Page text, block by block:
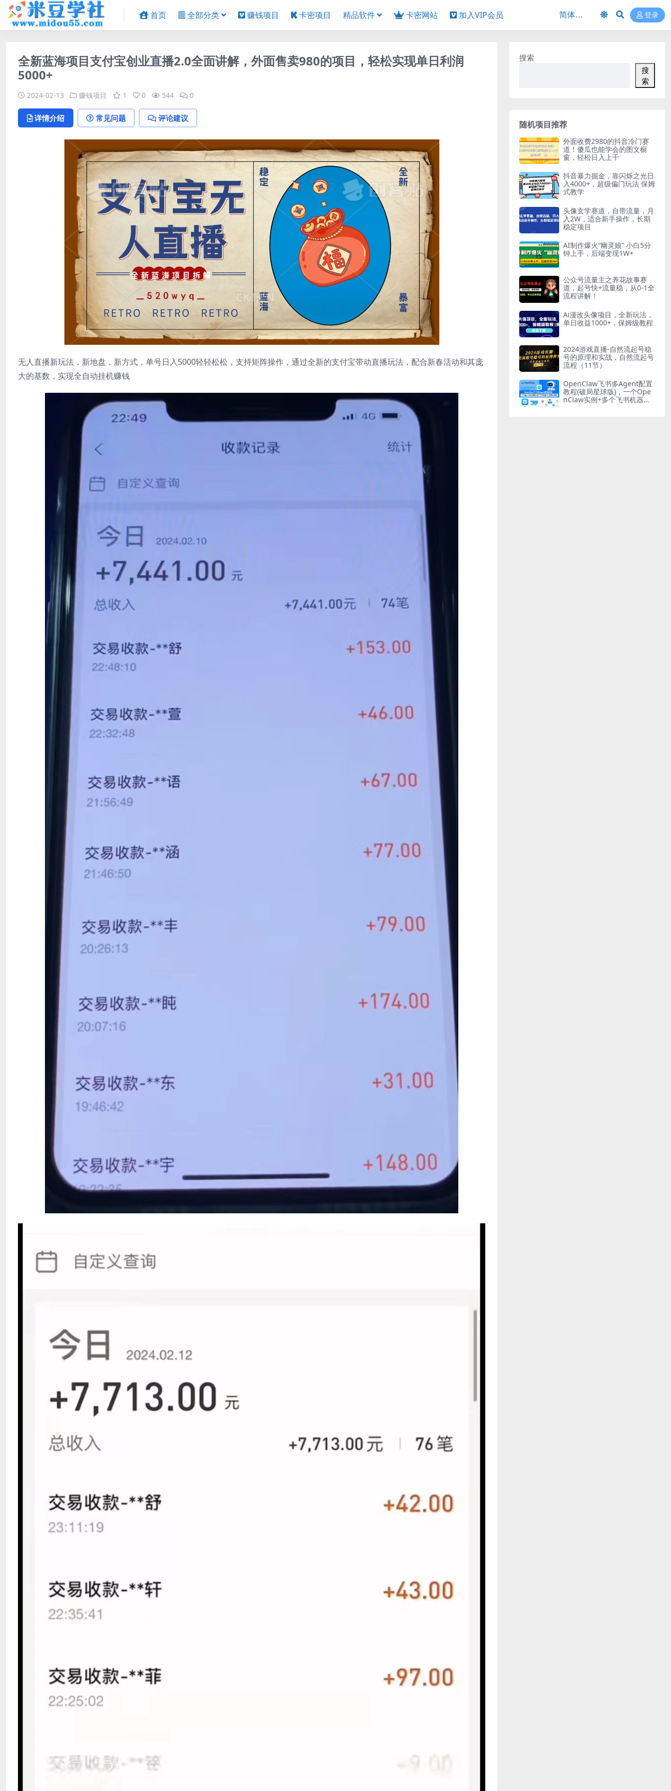
首页 全部分类 赚钱项目 卡密项目 精品软件 卡密网站 加入VIP会员 登录
全新蓝海项目支付宝创业直播2.0全面讲解，外面售卖980的项目，轻松实现单日利润
5000+
2024-02-13 赚钱项目 1 0 544 0
详情介绍 常见问题 评论建议
无人直播新玩法，新地盘，新方式，单号日入5000轻轻松松，支持矩阵操作，通过全新的支付宝带动直播玩法，配合新春活动和其庞
大的基数，实现全自动挂机赚钱
搜索
搜
索
随机项目推荐
外面收费2980的抖音冷门赛
道！傻瓜也能学会的图文橱
窗，轻松日入上千
抖音暴力掘金，靠闪烁之光日
入4000+，超级偏门玩法 保姆
式教学
头像玄学赛道，自带流量，月
入2W，适合新手操作，长期
稳定项目
AI制作爆火“幽灵娘” 小白5分
钟上手，后端变现1W+
公众号流量主之养花故事赛
道，起号快+流量稳，从0-1全
流程讲解！
Ai漫改头像项目，全新玩法，
单日收益1000+，保姆级教程
2024游戏直播-自然流起号稳
号的原理和实战，自然流起号
流程（11节）
OpenClaw飞书多Agent配置
教程(破局星球版)，一个Ope
nClaw实例+多个飞书机器人=